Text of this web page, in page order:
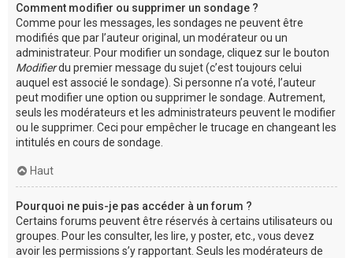
Comment modifier ou supprimer un sondage ?
Comme pour les messages, les sondages ne peuvent être
modifiés que par l’auteur original, un modérateur ou un
administrateur. Pour modifier un sondage, cliquez sur le bouton
Modifierdu premier message du sujet (c’est toujours celui
auquel est associé le sondage). Si personne n’a voté, l’auteur
peut modifier une option ou supprimer le sondage. Autrement,
seuls les modérateurs et les administrateurs peuvent le modifier
ou le supprimer. Ceci pour empêcher le trucage en changeant les
intitulés en cours de sondage.
Haut
Pourquoi ne puis-je pas accéder à un forum ?
Certains forums peuvent être réservés à certains utilisateurs ou
groupes. Pour les consulter, les lire, y poster, etc., vous devez
avoir les permissions s’y rapportant. Seuls les modérateurs de